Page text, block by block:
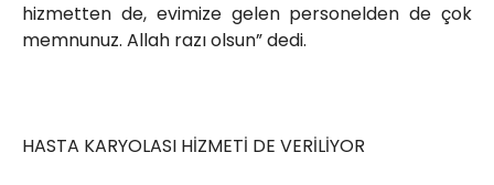
hizmetten de, evimize gelen personelden de çok
memnunuz. Allah razı olsun” dedi.
HASTA KARYOLASI HİZMETİ DE VERİLİYOR